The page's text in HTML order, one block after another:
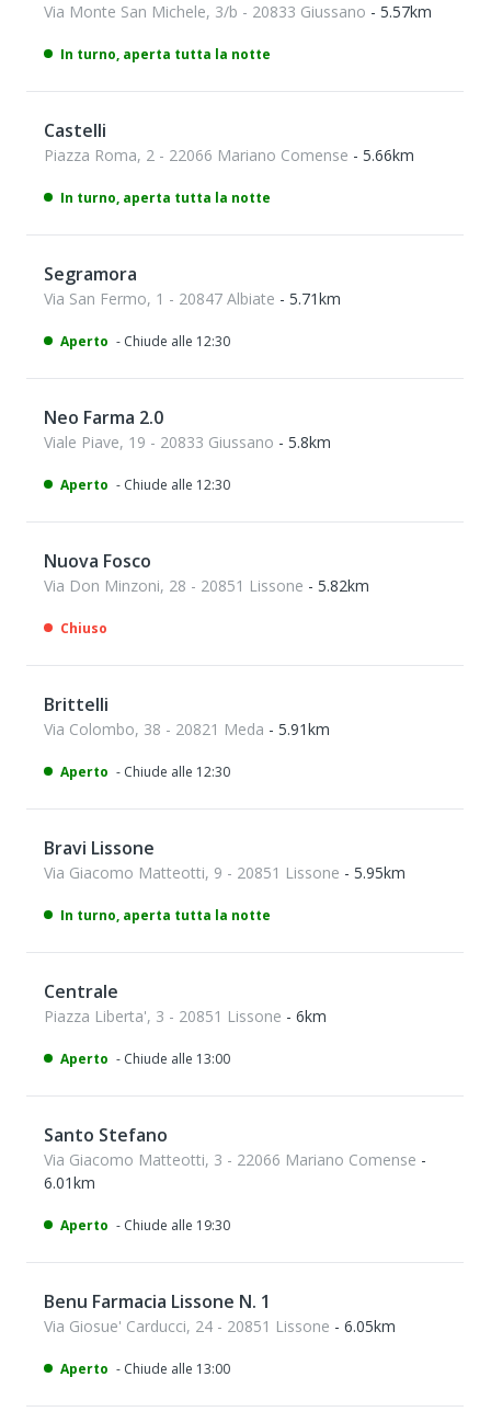
Via Monte San Michele, 3/b - 20833 Giussano - 5.57km
In turno, aperta tutta la notte
Castelli
Piazza Roma, 2 - 22066 Mariano Comense - 5.66km
In turno, aperta tutta la notte
Segramora
Via San Fermo, 1 - 20847 Albiate - 5.71km
Aperto - Chiude alle 12:30
Neo Farma 2.0
Viale Piave, 19 - 20833 Giussano - 5.8km
Aperto - Chiude alle 12:30
Nuova Fosco
Via Don Minzoni, 28 - 20851 Lissone - 5.82km
Chiuso
Brittelli
Via Colombo, 38 - 20821 Meda - 5.91km
Aperto - Chiude alle 12:30
Bravi Lissone
Via Giacomo Matteotti, 9 - 20851 Lissone - 5.95km
In turno, aperta tutta la notte
Centrale
Piazza Liberta', 3 - 20851 Lissone - 6km
Aperto - Chiude alle 13:00
Santo Stefano
Via Giacomo Matteotti, 3 - 22066 Mariano Comense -
6.01km
Aperto - Chiude alle 19:30
Benu Farmacia Lissone N. 1
Via Giosue' Carducci, 24 - 20851 Lissone - 6.05km
Aperto - Chiude alle 13:00